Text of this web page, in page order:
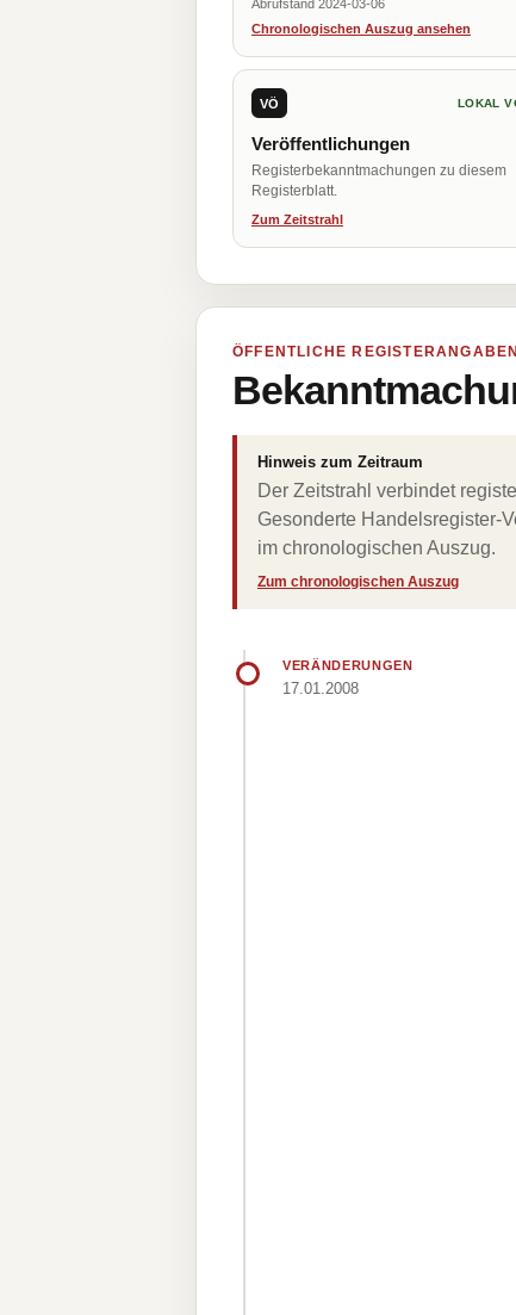
Abrufstand 2024-03-06
Chronologischen Auszug ansehen
VÖ LOKAL
Veröffentlichungen
Registerbekanntmachungen zu diesem
Registerblatt.
Zum Zeitstrahl
ÖFFENTLICHE REGISTERANGABEN
Hinweis zum Zeitraum
Der Zeitstrahl verbindet
Gesonderte Handelsregister-
im chronologischen Auszug.
Zum chronologischen Auszug
VERÄNDERUNGEN
17.01.2008